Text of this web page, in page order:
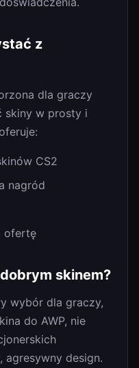
z
dla graczy
skiny w prosty i
CS2
nagród
ofertę
skinem?
wybór dla graczy,
do AWP, nie
agresywny design.